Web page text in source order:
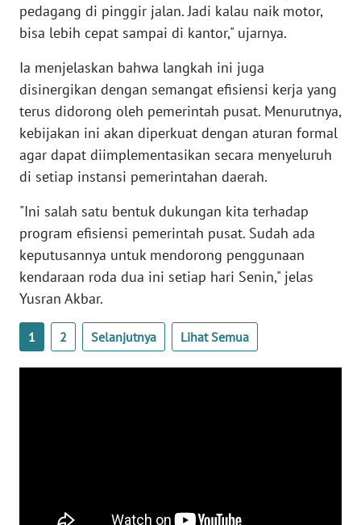
pedagang di pinggir jalan. Jadi kalau naik motor,
bisa lebih cepat sampai di kantor," ujarnya.
Ia menjelaskan bahwa langkah ini juga
disinergikan dengan semangat efisiensi kerja yang
terus didorong oleh pemerintah pusat. Menurutnya,
kebijakan ini akan diperkuat dengan aturan formal
agar dapat diimplementasikan secara menyeluruh
di setiap instansi pemerintahan daerah.
"Ini salah satu bentuk dukungan kita terhadap
program efisiensi pemerintah pusat. Sudah ada
keputusannya untuk mendorong penggunaan
kendaraan roda dua ini setiap hari Senin," jelas
Yusran Akbar.
1 2 Selanjutnya Lihat Semua
WN
WN
SULTENG
WN
SULBAR
WN
SUMBAR
WN
SUMSEL